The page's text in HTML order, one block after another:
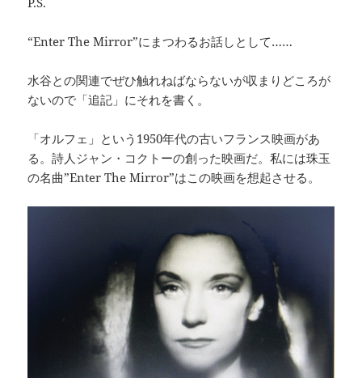
“Enter The Mirror”にまつわるお話しとして……
水谷との関連でぜひ触れねばならないが収まりどころが
ないので「追記」にそれを書く。
「オルフェ」という1950年代の古いフランス映画があ
る。詩人ジャン・コクトーの創った映画だ。私には珠玉
の名曲”Enter The Mirror”はこの映画を想起させる。